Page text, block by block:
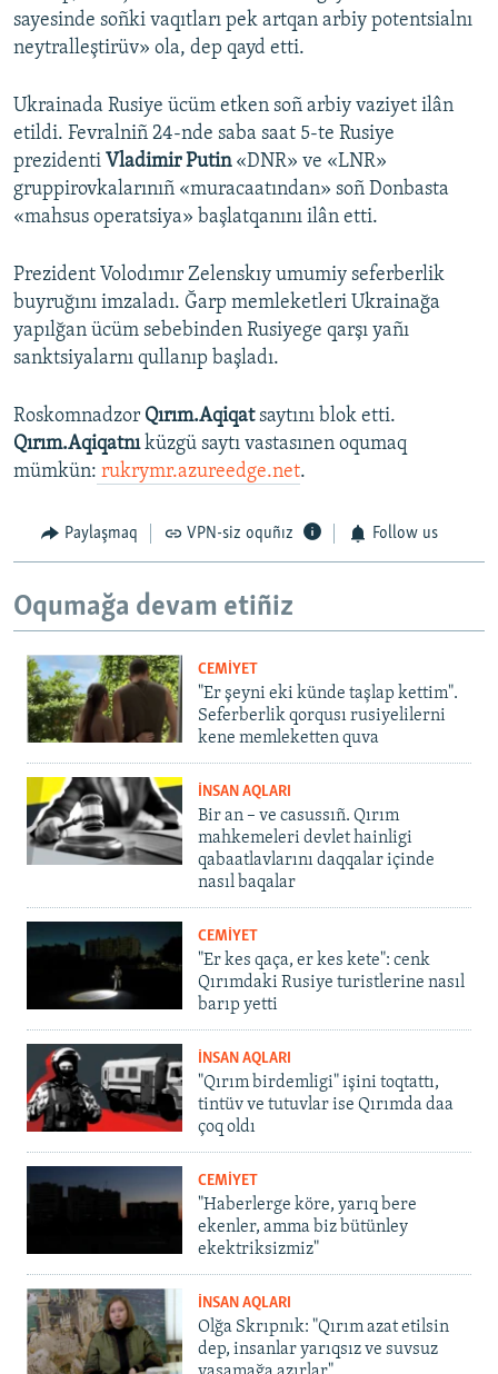
sayesinde soñki vaqıtları pek artqan arbiy potentsialnı
neytralleştirüv» ola, dep qayd etti.
Ukrainada Rusiye ücüm etken soñ arbiy vaziyet ilân
etildi. Fevralniñ 24-nde saba saat 5-te Rusiye
prezidenti Vladimir Putin«DNR» ve «LNR»
gruppirovkalarınıñ «muracaatından» soñ Donbasta
«mahsus operatsiya» başlatqanını ilân etti.
Prezident Volodımır Zelenskıy umumiy seferberlik
buyruğını imzaladı. Ğarp memleketleri Ukrainağa
yapılğan ücüm sebebinden Rusiyege qarşı yañı
sanktsiyalarnı qullanıp başladı.
Roskomnadzor Qırım.Aqiqatsaytını blok etti.
Qırım.Aqiqatnıküzgü saytı vastasınen oqumaq
mümkün: rukrymr.azureedge.net.
Paylaşmaq VPN-siz oquñız Follow us
Oqumağa devam etiñiz
CEMİYET
"Er şeyni eki künde taşlap kettim".
Seferberlik qorqusı rusiyelilerni
kene memleketten quva
İNSAN AQLARI
Bir an – ve casussıñ. Qırım
mahkemeleri devlet hainligi
qabaatlavlarını daqqalar içinde
nasıl baqalar
CEMİYET
"Er kes qaça, er kes kete": cenk
Qırımdaki Rusiye turistlerine nasıl
barıp yetti
İNSAN AQLARI
"Qırım birdemligi" işini toqtattı,
tintüv ve tutuvlar ise Qırımda daa
çoq oldı
CEMİYET
"Haberlerge köre, yarıq bere
ekenler, amma biz bütünley
ekektriksizmiz"
İNSAN AQLARI
Olğa Skrıpnık: "Qırım azat etilsin
dep, insanlar yarıqsız ve suvsuz